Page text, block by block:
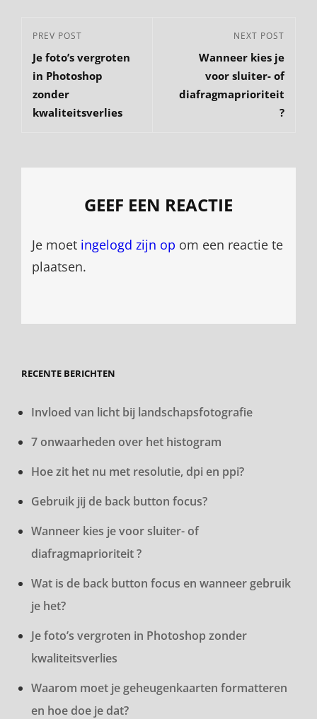
Bericht
navigatie
Previous
Post
PREV POST
Je foto’s vergroten
in Photoshop
zonder
kwaliteitsverlies
Post
NEXT POST
Wanneer kies je
voor sluiter- of
diafragmaprioriteit
?
GEEF EEN REACTIE
Je moet ingelogd zijn op om een reactie te
plaatsen.
RECENTE BERICHTEN
Invloed van licht bij landschapsfotografie
7 onwaarheden over het histogram
Hoe zit het nu met resolutie, dpi en ppi?
Gebruik jij de back button focus?
Wanneer kies je voor sluiter- of
diafragmaprioriteit ?
Wat is de back button focus en wanneer gebruik
je het?
Je foto’s vergroten in Photoshop zonder
kwaliteitsverlies
Waarom moet je geheugenkaarten formatteren
en hoe doe je dat?